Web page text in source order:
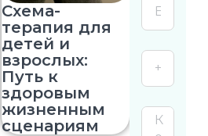
Схема-
терапия для
детей и
взрослых:
Путь к
здоровым
жизненным
сценариям